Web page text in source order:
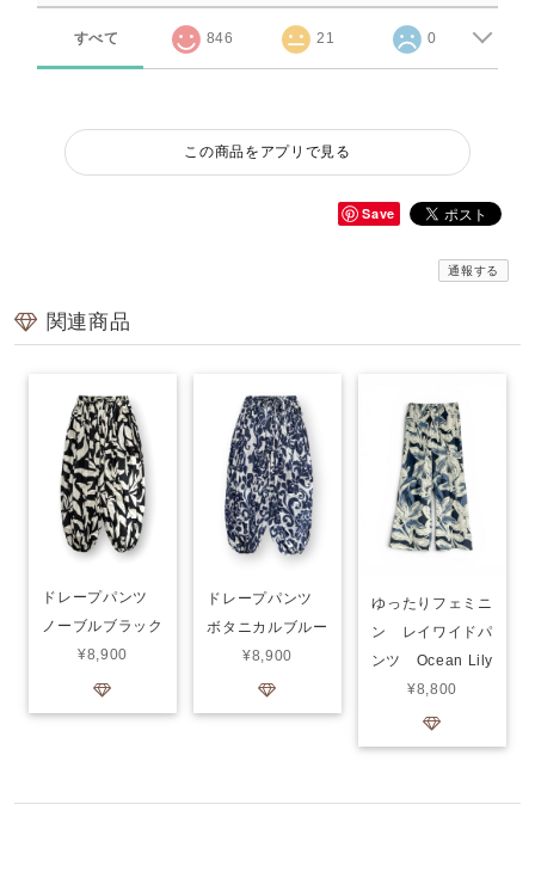
すべて 846 21 0
この商品をアプリで見る
Save
通報する
関連商品
ドレープパンツ
ノーブルブラック
¥8,900
ドレープパンツ
ボタニカルブルー
¥8,900
ゆったりフェミニ
ン レイワイドパ
ンツ Ocean Lily
¥8,800